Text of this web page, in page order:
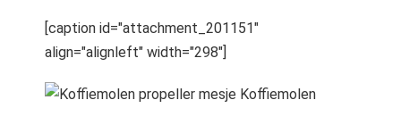
[caption id="attachment_201151"
align="alignleft" width="298"]
Koffiemolen